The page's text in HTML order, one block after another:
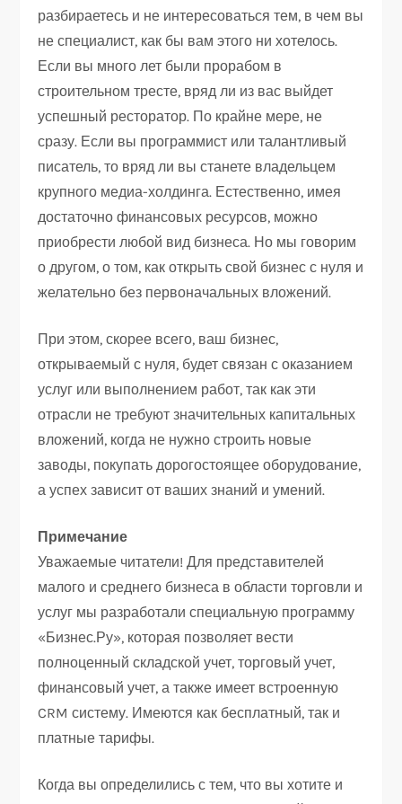
разбираетесь и не интересоваться тем, в чем вы
не специалист, как бы вам этого ни хотелось.
Если вы много лет были прорабом в
строительном тресте, вряд ли из вас выйдет
успешный ресторатор. По крайне мере, не
сразу. Если вы программист или талантливый
писатель, то вряд ли вы станете владельцем
крупного медиа-холдинга. Естественно, имея
достаточно финансовых ресурсов, можно
приобрести любой вид бизнеса. Но мы говорим
о другом, о том, как открыть свой бизнес с нуля и
желательно без первоначальных вложений.
При этом, скорее всего, ваш бизнес,
открываемый с нуля, будет связан с оказанием
услуг или выполнением работ, так как эти
отрасли не требуют значительных капитальных
вложений, когда не нужно строить новые
заводы, покупать дорогостоящее оборудование,
а успех зависит от ваших знаний и умений.
Примечание
Уважаемые читатели! Для представителей
малого и среднего бизнеса в области торговли и
услуг мы разработали специальную программу
«Бизнес.Ру», которая позволяет вести
полноценный складской учет, торговый учет,
финансовый учет, а также имеет встроенную
CRM систему. Имеются как бесплатный, так и
платные тарифы.
Когда вы определились с тем, что вы хотите и